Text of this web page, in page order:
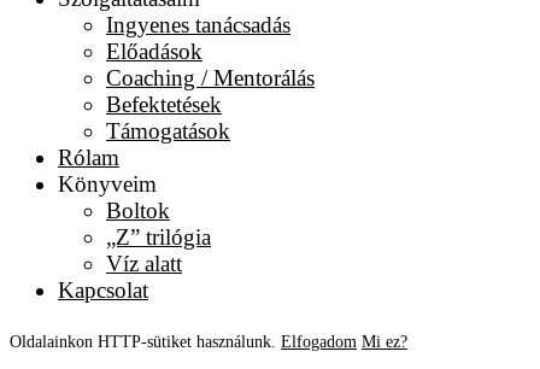
Ingyenes tanácsadás
Előadások
Coaching / Mentorálás
Befektetések
Támogatások
Rólam
Könyveim
Boltok
„Z” trilógia
Víz alatt
Kapcsolat
Oldalainkon HTTP-sütiket használunk. Elfogadom Mi ez?